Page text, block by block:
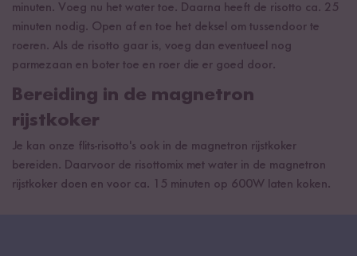
minuten. Voeg nu het water toe. Daarna heeft de risotto ca. 25
minuten nodig. Open af en toe het deksel om tussendoor te
roeren. Als de risotto gaar is, voeg dan eventueel nog
parmezaan en boter toe en roer die er goed door.
Bereiding in de magnetron
rijstkoker
Je kan onze flits-risotto's ook in de magnetron rijstkoker
bereiden. Daarvoor de risottomix met water in de magnetron
rijstkoker doen en voor ca. 15 minuten op 600W laten koken.